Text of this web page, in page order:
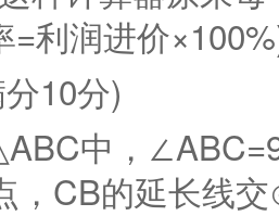
=利润进价
10分)
中，
，CB的延长线